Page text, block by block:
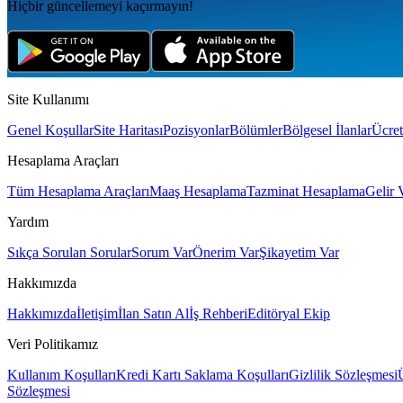
Hiçbir güncellemeyi kaçırmayın!
Site Kullanımı
Genel KoşullarSite HaritasıPozisyonlarBölümlerBölgesel İlanlar
Hesaplama Araçları
Tüm Hesaplama AraçlarıMaaş HesaplamaTazminat HesaplamaGelir
Yardım
Sıkça Sorulan SorularSorum VarÖnerim VarŞikayetim Var
Hakkımızda
Hakkımızdaİletişimİlan Satın Alİş RehberiEditöryal Ekip
Veri Politikamız
Kullanım KoşullarıKredi Kartı Saklama KoşullarıGizlilik Sözleşmesi
Sözleşmesi